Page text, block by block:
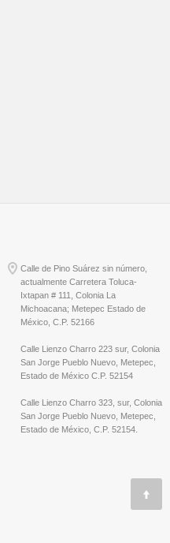
Calle de Pino Suárez sin número,
actualmente Carretera Toluca-
Ixtapan # 111, Colonia La
Michoacana; Metepec Estado de
México, C.P. 52166
Calle Lienzo Charro 223 sur, Colonia
San Jorge Pueblo Nuevo, Metepec,
Estado de México C.P. 52154
Calle Lienzo Charro 323, sur, Colonia
San Jorge Pueblo Nuevo, Metepec,
Estado de México, C.P. 52154.